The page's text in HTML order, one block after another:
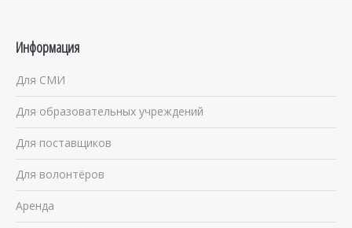
Информация
Для СМИ
Для образовательных учреждений
Для поставщиков
Для волонтёров
Аренда